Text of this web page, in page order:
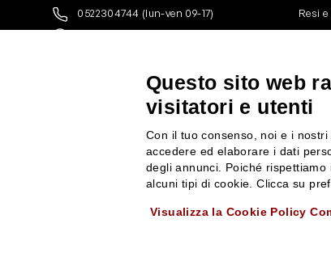
0522304744 (lun-ven 09-17)
+39 3346440838
Resi
Cookies
10% di Sconto sul primo ordine! *
Iscriviti alla newsletter e rimani
aggiornato con le novità e le
Rossi Profumi.
*Il Buono non si applica su Articoli in
Promozione
Questo sito web
visitatori e utenti
Con il tuo consenso, noi e i
accedere ed elaborare i dati
degli annunci. Poiché
alcuni tipi di cookie. Clicca su
Visualizza la Cookie Policy